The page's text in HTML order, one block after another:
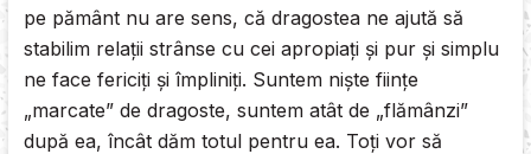
pe pământ nu are sens, că dragostea ne ajută să
stabilim relaţii strânse cu cei apropiaţi şi pur şi simplu
ne face fericiţi şi împliniţi. Suntem nişte fiinţe
„marcate” de dragoste, suntem atât de „flămânzi”
după ea, încât dăm totul pentru ea. Toţi vor să